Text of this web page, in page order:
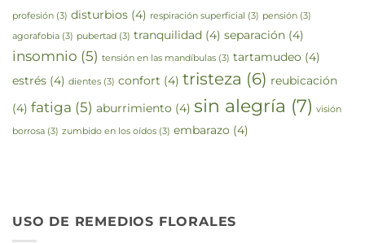
profesión (3) disturbios (4) respiración superficial (3) pensión (3)
agorafobia (3) pubertad (3) tranquilidad (4) separación (4)
insomnio (5) tensión en las mandíbulas (3) tartamudeo (4)
estrés (4) dientes (3) confort (4) tristeza (6) reubicación
(4) fatiga (5) aburrimiento (4) sin alegría (7) visión
borrosa (3) zumbido en los oídos (3) embarazo (4)
USO DE REMEDIOS FLORALES